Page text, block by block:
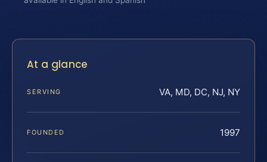
At a glance
SERVING VA, MD, DC, NJ, NY
FOUNDED 1997